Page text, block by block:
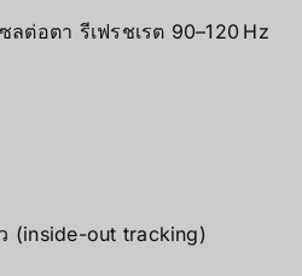
ต่อตา รีเฟรชเรต 90–120 Hz
(inside-out tracking)